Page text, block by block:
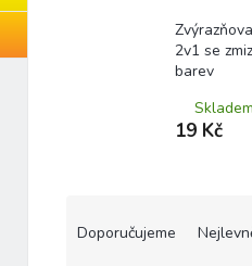
2v1 se
barev
Skladem
19 Kč
Doporučujeme